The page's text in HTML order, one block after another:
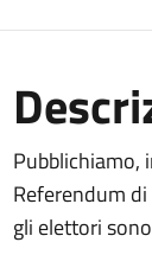
Pubblichiamo,
Referendum
gli elettori